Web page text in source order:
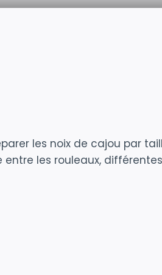
les noix de cajou par
les rouleaux,